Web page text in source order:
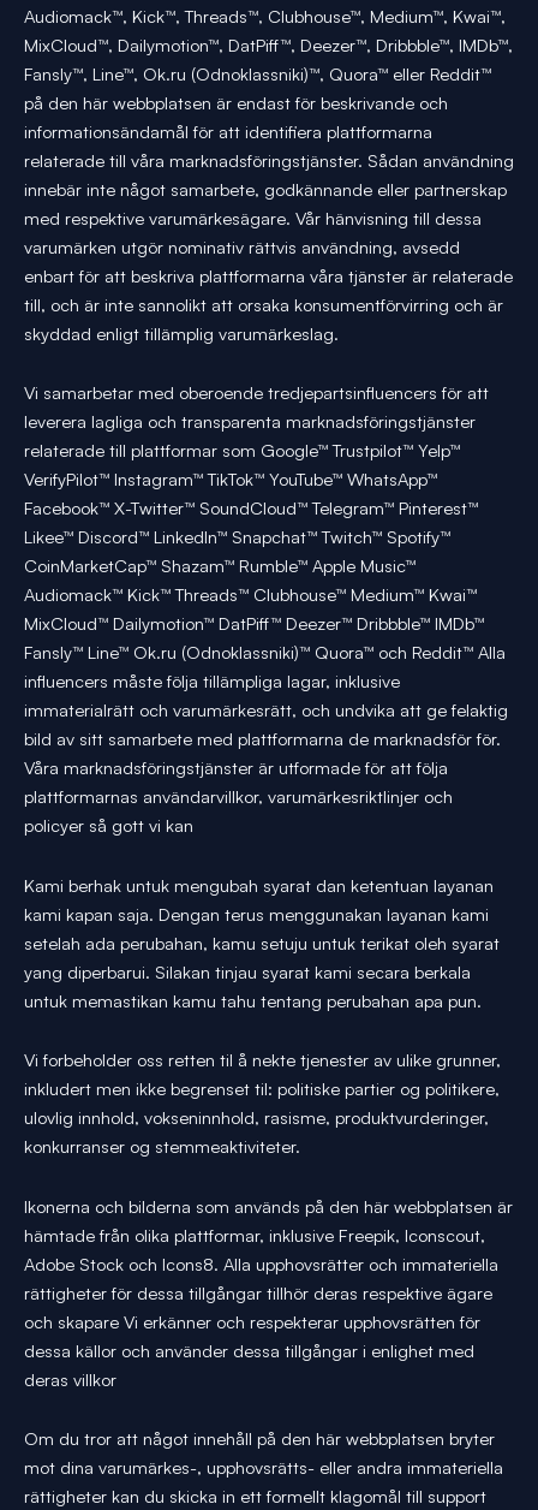
Audiomack™, Kick™, Threads™, Clubhouse™, Medium™, Kwai™,
MixCloud™, Dailymotion™, DatPiff™, Deezer™, Dribbble™, IMDb™,
Fansly™, Line™, Ok.ru (Odnoklassniki)™, Quora™ eller Reddit™
på den här webbplatsen är endast för beskrivande och
informationsändamål för att identifiera plattformarna
relaterade till våra marknadsföringstjänster. Sådan användning
innebär inte något samarbete, godkännande eller partnerskap
med respektive varumärkesägare. Vår hänvisning till dessa
varumärken utgör nominativ rättvis användning, avsedd
enbart för att beskriva plattformarna våra tjänster är relaterade
till, och är inte sannolikt att orsaka konsumentförvirring och är
skyddad enligt tillämplig varumärkeslag.
Vi samarbetar med oberoende tredjepartsinfluencers för att
leverera lagliga och transparenta marknadsföringstjänster
relaterade till plattformar som Google™ Trustpilot™ Yelp™
VerifyPilot™ Instagram™ TikTok™ YouTube™ WhatsApp™
Facebook™ X-Twitter™ SoundCloud™ Telegram™ Pinterest™
Likee™ Discord™ LinkedIn™ Snapchat™ Twitch™ Spotify™
CoinMarketCap™ Shazam™ Rumble™ Apple Music™
Audiomack™ Kick™ Threads™ Clubhouse™ Medium™ Kwai™
MixCloud™ Dailymotion™ DatPiff™ Deezer™ Dribbble™ IMDb™
Fansly™ Line™ Ok.ru (Odnoklassniki)™ Quora™ och Reddit™ Alla
influencers måste följa tillämpliga lagar, inklusive
immaterialrätt och varumärkesrätt, och undvika att ge felaktig
bild av sitt samarbete med plattformarna de marknadsför för.
Våra marknadsföringstjänster är utformade för att följa
plattformarnas användarvillkor, varumärkesriktlinjer och
policyer så gott vi kan
Kami berhak untuk mengubah syarat dan ketentuan layanan
kami kapan saja. Dengan terus menggunakan layanan kami
setelah ada perubahan, kamu setuju untuk terikat oleh syarat
yang diperbarui. Silakan tinjau syarat kami secara berkala
untuk memastikan kamu tahu tentang perubahan apa pun.
Vi forbeholder oss retten til å nekte tjenester av ulike grunner,
inkludert men ikke begrenset til: politiske partier og politikere,
ulovlig innhold, vokseninnhold, rasisme, produktvurderinger,
konkurranser og stemmeaktiviteter.
Ikonerna och bilderna som används på den här webbplatsen är
hämtade från olika plattformar, inklusive Freepik, Iconscout,
Adobe Stock och Icons8. Alla upphovsrätter och immateriella
rättigheter för dessa tillgångar tillhör deras respektive ägare
och skapare Vi erkänner och respekterar upphovsrätten för
dessa källor och använder dessa tillgångar i enlighet med
deras villkor
Om du tror att något innehåll på den här webbplatsen bryter
mot dina varumärkes-, upphovsrätts- eller andra immateriella
rättigheter kan du skicka in ett formellt klagomål till support